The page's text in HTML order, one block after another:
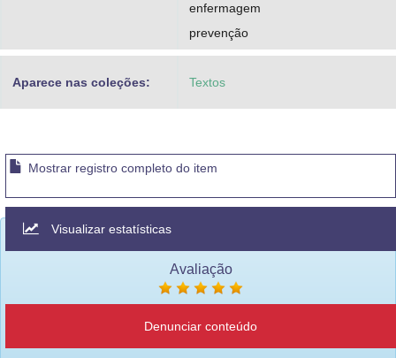
Silva de Queiroz
Abreu, Alcione Matos de
Assumpção de
Moura, Vera Lúcia Freitas de
enfermagem
prevenção
Aparece nas coleções: Textos
Mostrar registro completo do item
Visualizar estatísticas
Avaliação
Denunciar conteúdo